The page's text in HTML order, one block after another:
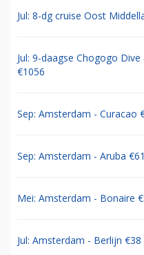
Jul: 8-dg cruise Oost
Jul: 9-daagse Chogogo
€1056
Sep: Amsterdam - Curacao
Sep: Amsterdam - Aruba
Mei: Amsterdam - Bonaire
Jul: Amsterdam - Berlijn €38